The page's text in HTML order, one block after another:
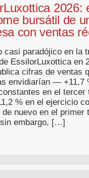
2026:
bursátil de
con ventas
casi paradójico en la
EssilorLuxottica en
cifras de ventas
envidiarían — +11,7
en el tercer
% en el ejercicio
de nuevo en el primer
embargo, […]